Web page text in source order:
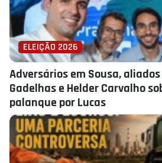
ELEIÇÃO 2026
Adversários em Sousa,
Gadelhas e Helder Carvalho
palanque por Lucas